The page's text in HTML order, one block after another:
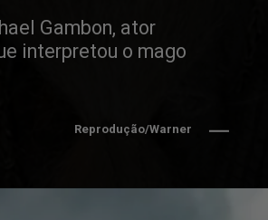
Gambon, ator
interpretou o mago
Reprodução/Warner